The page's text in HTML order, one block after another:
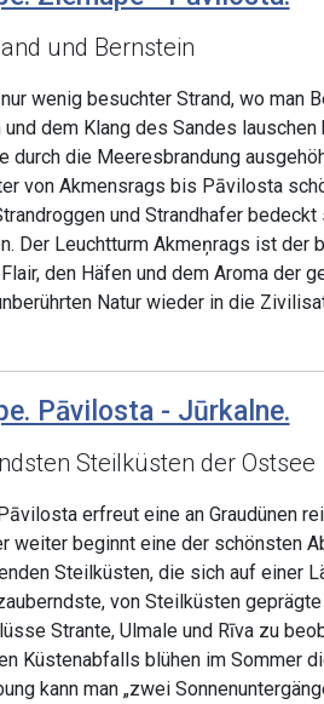
und Bernstein
wenig besuchter Strand, wo man
dem Klang des Sandes lauschen
durch die Meeresbrandung
von Akmensrags bis Pāvilosta
und Strandhafer
Der Leuchtturm Akmeņrags ist
den Häfen und dem Aroma der
Natur wieder in die
Pāvilosta - Jūrkalne.
Steilküsten der Ostsee
erfreut eine an Graudünen
weiter beginnt eine der schönsten
Steilküsten, die sich auf einer
von Steilküsten
Strante, Ulmale und Rīva zu
Küstenabfalls blühen im Sommer
kann man „zwei